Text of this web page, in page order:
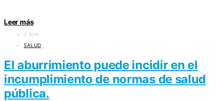
Leer más
2 MIN
SALUD
El aburrimiento puede incidir en el
incumplimiento de normas de salud
pública.